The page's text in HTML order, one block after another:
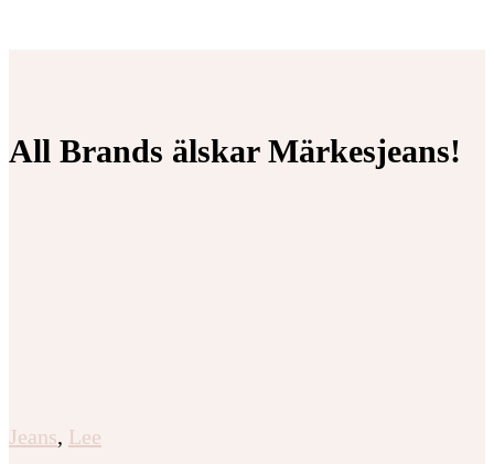
All Brands älskar Märkesjeans!
Jeans, Lee